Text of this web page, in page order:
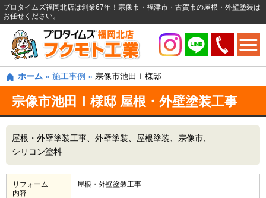
プロタイムズ福岡北店は創業67年！宗像市・福津市・古賀市の屋根・外壁塗装は
お任せください。
ホーム » 施工事例 » 宗像市池田Ｉ様邸
宗像市池田Ｉ様邸 屋根・外壁塗装工事
屋根・外壁塗装工事 外壁塗装 屋根塗装
宗像市
シリコン塗料
リフォーム
内容
屋根・外壁塗装工事